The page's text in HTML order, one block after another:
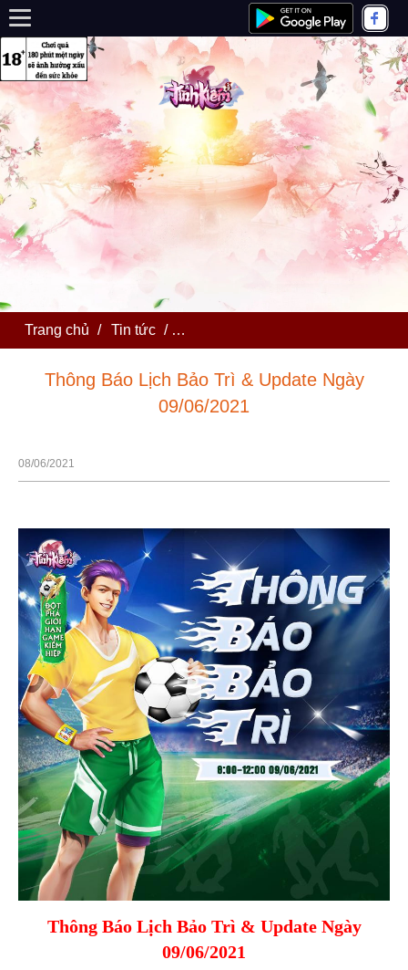
Trang chủ / Tin tức / Thông Báo Lịch Bảo Trì & Update
Thông Báo Lịch Bảo Trì & Update Ngày
09/06/2021
08/06/2021
Thông Báo Lịch Bảo Trì & Update Ngày
09/06/2021